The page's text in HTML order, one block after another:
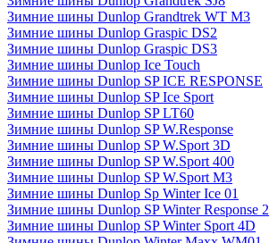
Зимние шины Dunlop Grandtrek WT M3
Зимние шины Dunlop Graspic DS2
Зимние шины Dunlop Graspic DS3
Зимние шины Dunlop Ice Touch
Зимние шины Dunlop SP ICE RESPONSE
Зимние шины Dunlop SP Ice Sport
Зимние шины Dunlop SP LT60
Зимние шины Dunlop SP W.Response
Зимние шины Dunlop SP W.Sport 3D
Зимние шины Dunlop SP W.Sport 400
Зимние шины Dunlop SP W.Sport M3
Зимние шины Dunlop Sp Winter Ice 01
Зимние шины Dunlop SP Winter Response 2
Зимние шины Dunlop SP Winter Sport 4D